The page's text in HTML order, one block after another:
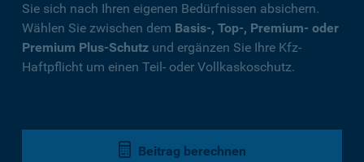
Sie sich nach Ihren eigenen Bedürfnissen absichern.
Wählen Sie zwischen dem Basis-, Top-, Premium- oder
Premium Plus-Schutz und ergänzen Sie Ihre Kfz-
Haftpflicht um einen Teil- oder Vollkaskoschutz.
Beitrag berechnen